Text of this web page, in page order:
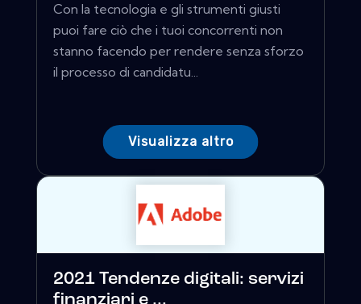
Con la tecnologia e gli strumenti giusti
puoi fare ciò che i tuoi concorrenti non
stanno facendo per rendere senza sforzo
il processo di candidatu...
Visualizza altro
2021 Tendenze digitali: servizi